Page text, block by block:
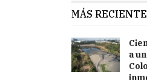
MÁS RECIENTE
a